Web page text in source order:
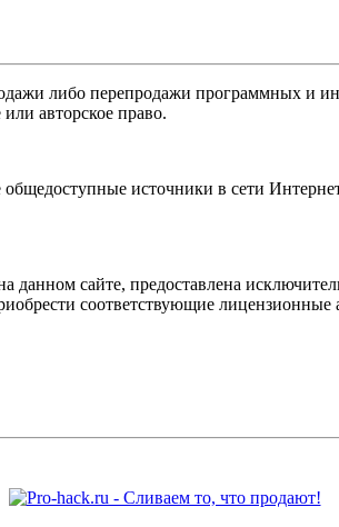
либо перепродажи программных и
авторское право.
источники в сети
сайте, предоставлена
соответствующие